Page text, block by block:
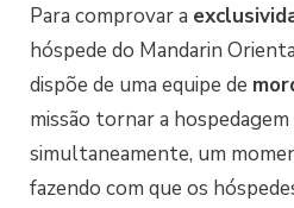
Para comprovar a
hóspede do Mandarin
dispõe de uma equipe de
missão tornar a
simultaneamente, um
fazendo com que os